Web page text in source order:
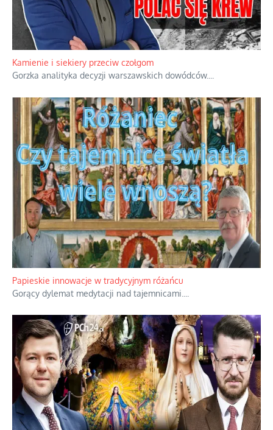
Kamienie i siekiery przeciw czołgom
Gorzka analityka decyzji warszawskich dowódców.
Papieskie innowacje w tradycyjnym różańcu
Gorący dylemat medytacji nad tajemnicami.